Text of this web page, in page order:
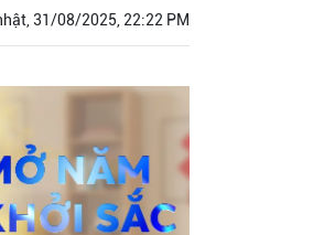
31/08/2025, 22:22 PM